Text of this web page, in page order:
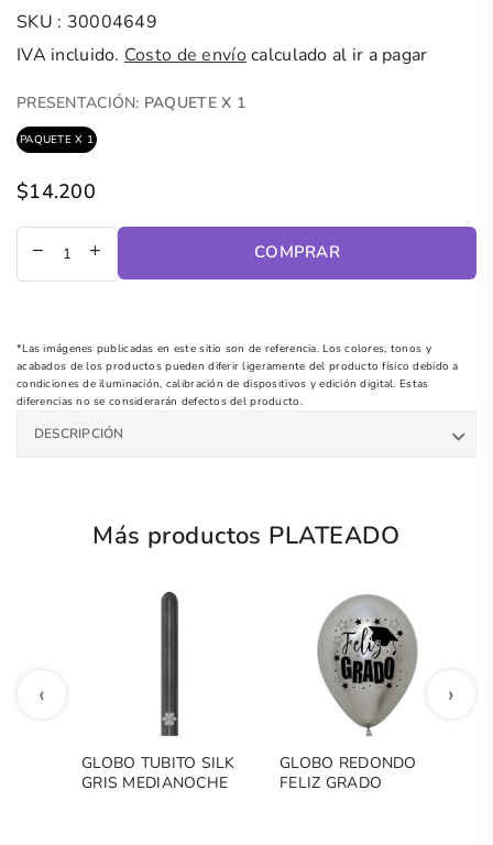
SKU : 30004649
IVA incluido. Costo de envíocalculado al ir a pagar
PRESENTACIÓN: PAQUETE X 1
PAQUETE X 1
Precio
regular
$14.200
COMPRAR
*Las imágenes publicadas en este sitio son de referencia. Los colores, tonos y
acabados de los productos pueden diferir ligeramente del producto físico debido a
condiciones de iluminación, calibración de dispositivos y edición digital. Estas
diferencias no se considerarán defectos del producto.
DESCRIPCIÓN
Más productos PLATEADO
‹
GLOBO TUBITO SILK
GRIS MEDIANOCHE
GLOBO REDONDO
FELIZ GRADO
›